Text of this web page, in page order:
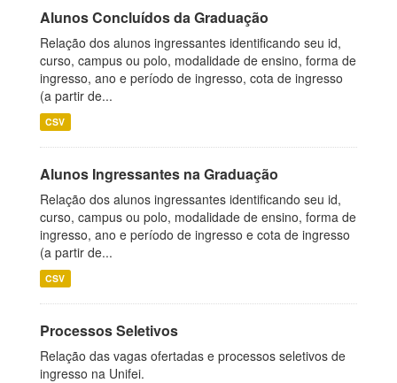
Alunos Concluídos da Graduação
Relação dos alunos ingressantes identificando seu id,
curso, campus ou polo, modalidade de ensino, forma de
ingresso, ano e período de ingresso, cota de ingresso
(a partir de...
CSV
Alunos Ingressantes na Graduação
Relação dos alunos ingressantes identificando seu id,
curso, campus ou polo, modalidade de ensino, forma de
ingresso, ano e período de ingresso e cota de ingresso
(a partir de...
CSV
Processos Seletivos
Relação das vagas ofertadas e processos seletivos de
ingresso na Unifei.